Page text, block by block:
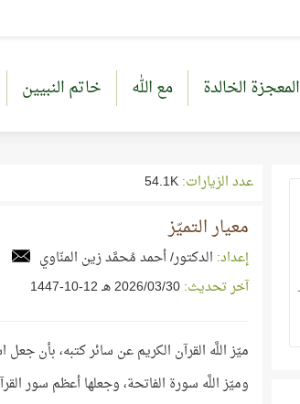
المعجزة الخالدة مع الله خاتم النبيين
عدد الزيارات:
معيار التميّز
إعداد: الدكتور/ أحمد مُحمَّد زين المنّاوي
آخر تحديث:30‏/03‏/2026 هـ 12-10-1447
ميّز اللَّه القرآن الكريم عن سائر كتبه، بأن
وميّز اللَّه سورة الفاتحة، وجعلها أعظم سور